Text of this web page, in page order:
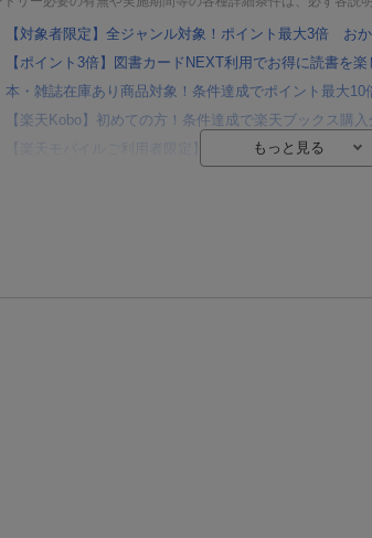
【対象者限定】全ジャンル対象！ポイント最大3倍 お
【ポイント3倍】図書カードNEXT利用でお得に読書を楽
本・雑誌在庫あり商品対象！条件達成でポイント最大10
【楽天Kobo】初めての方！条件達成で楽天ブックス購
【楽天モバイルご利用者限定】条件達成で100万ポイント